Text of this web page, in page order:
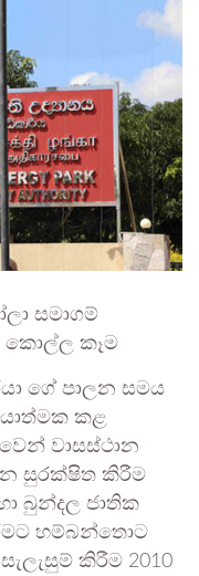
සමාගම්
කොල්ල කෑම
ගේ පාලන සමය
කළ
වාසස්ථාන
සුරක්ෂිත කිරීම
බුන්දල ජාතික
හම්බන්තොට
කිරීම 2010